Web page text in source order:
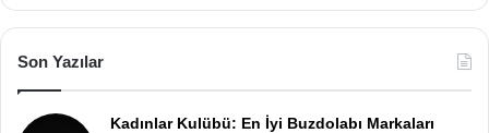
Son Yazılar
Kadınlar Kulübü: En İyi Buzdolabı Markaları